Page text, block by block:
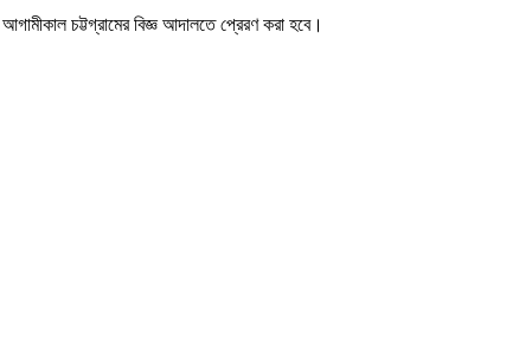
চট্টগ্রামের বিজ্ঞ আদালতে প্রেরণ করা হবে।